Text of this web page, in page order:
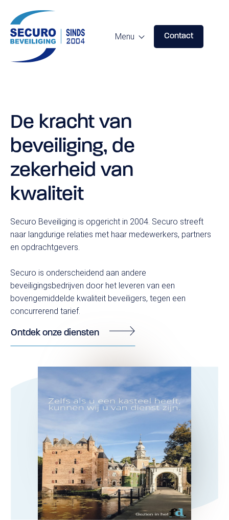
Menu
Persoonsbeveiliging
Red Teaming
Consultancy
Contact
De kracht van
beveiliging, de
zekerheid van
kwaliteit
Securo Beveiliging is opgericht in 2004. Securo streeft
naar langdurige relaties met haar medewerkers, partners
en opdrachtgevers.
Securo is onderscheidend aan andere
beveiligingsbedrijven door het leveren van een
bovengemiddelde kwaliteit beveiligers, tegen een
concurrerend tarief.
Ontdek onze diensten